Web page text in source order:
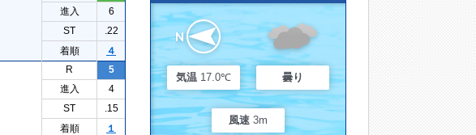
進入
6
ST
.22
着順
４
R
5
進入
4
ST
.15
着順
１
気温 17.0℃ 曇り
風速 3m